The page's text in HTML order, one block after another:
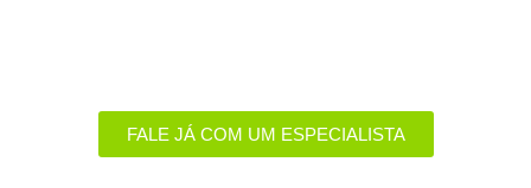
FALE JÁ COM UM ESPECIALISTA